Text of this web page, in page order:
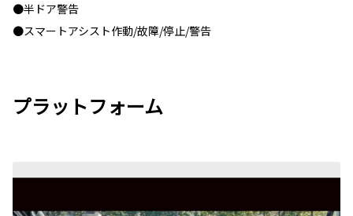
●半ドア警告
●スマートアシスト作動/故障/停止/警告
プラットフォーム